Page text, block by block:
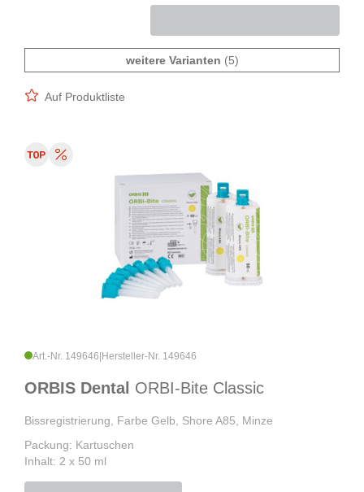
weitere Varianten (5)
Auf Produktliste
Art.-Nr. 149646 Hersteller-Nr. 149646
ORBIS Dental ORBI-Bite Classic
Bissregistrierung, Farbe Gelb, Shore A85, Minze
Packung: Kartuschen
Inhalt: 2 x 50 ml